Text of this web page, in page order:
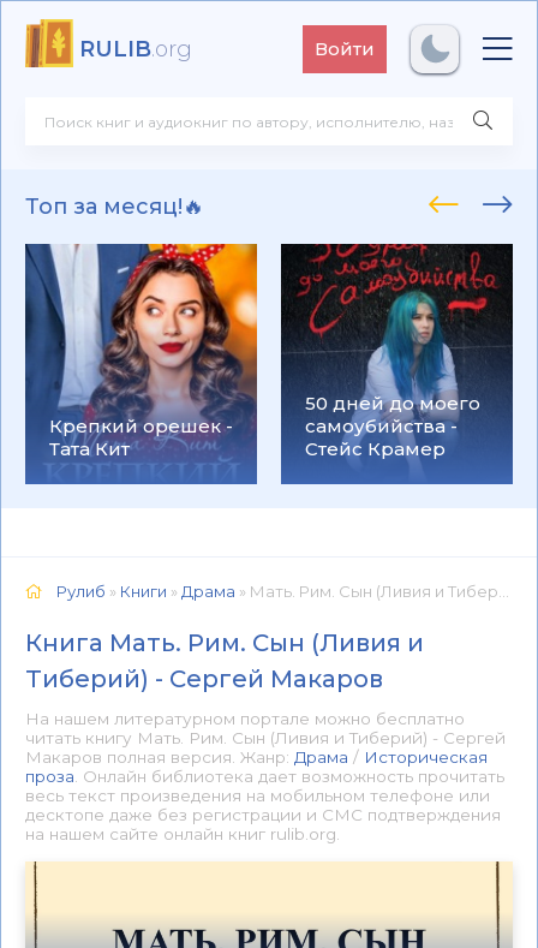
RULIB.org Войти
Топ за месяц!🔥
Крепкий орешек -
Тата Кит
50 дней до моего
самоубийства -
Стейс Крамер
Рулиб » Книги » Драма » Мать. Рим. Сын (Ливия и Тиберий) - Сергей Макаров 📕 - Книга онлайн бесплатно
Книга Мать. Рим. Сын (Ливия и
Тиберий) - Сергей Макаров
На нашем литературном портале можно бесплатно
читать книгу Мать. Рим. Сын (Ливия и Тиберий) - Сергей
Макаров полная версия. Жанр: Драма / Историческая
проза . Онлайн библиотека дает возможность прочитать
весь текст произведения на мобильном телефоне или
десктопе даже без регистрации и СМС подтверждения
на нашем сайте онлайн книг rulib.org.